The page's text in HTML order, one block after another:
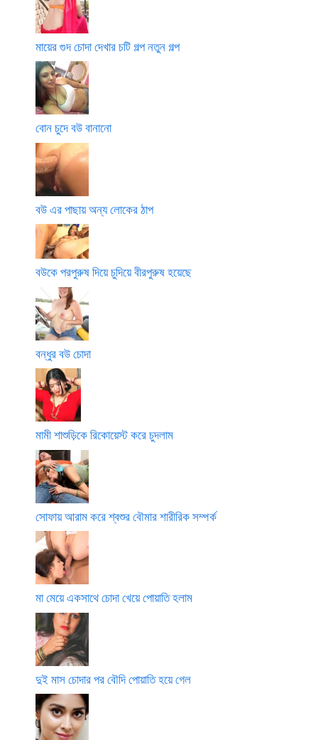
মায়ের গুদ চোদা দেখার চটি গল্প নতুন গল্প
বোন চুদে বউ বানানো
বউ এর পাছায় অন্য লোকের ঠাপ
বউকে পরপুরুষ দিয়ে চুদিয়ে বীরপুরুষ হয়েছে
বন্ধুর বউ চোদা
মামী শাশুড়িকে রিকোয়েস্ট করে চুদলাম
সোফায় আরাম করে শ্বশুর বৌমার শারীরিক সম্পর্ক
মা মেয়ে একসাথে চোদা খেয়ে পোয়াতি হলাম
দুই মাস চোদার পর বৌদি পোয়াতি হয়ে গেল